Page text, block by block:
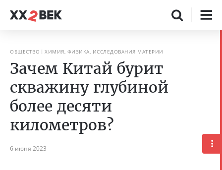
ОБЩЕСТВО ХИМИЯ, ФИЗИКА, ИССЛЕДОВАНИЯ МАТЕРИИ
Зачем Китай бурит
скважину глубиной
более десяти
километров?
6 июня 2023